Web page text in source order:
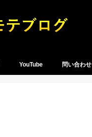
YouTube 問い合わせ